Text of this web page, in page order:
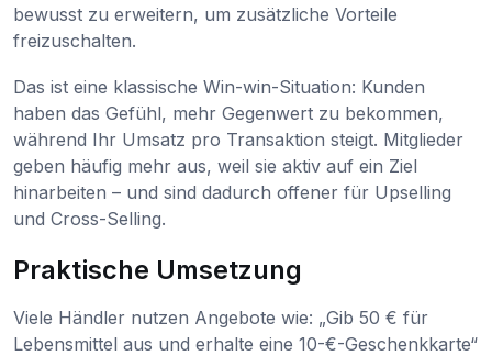
bewusst zu erweitern, um zusätzliche Vorteile
freizuschalten.
Das ist eine klassische Win-win-Situation: Kunden
haben das Gefühl, mehr Gegenwert zu bekommen,
während Ihr Umsatz pro Transaktion steigt. Mitglieder
geben häufig mehr aus, weil sie aktiv auf ein Ziel
hinarbeiten – und sind dadurch offener für Upselling
und Cross-Selling.
Praktische Umsetzung
Viele Händler nutzen Angebote wie: „Gib 50 € für
Lebensmittel aus und erhalte eine 10-€-Geschenkkarte“